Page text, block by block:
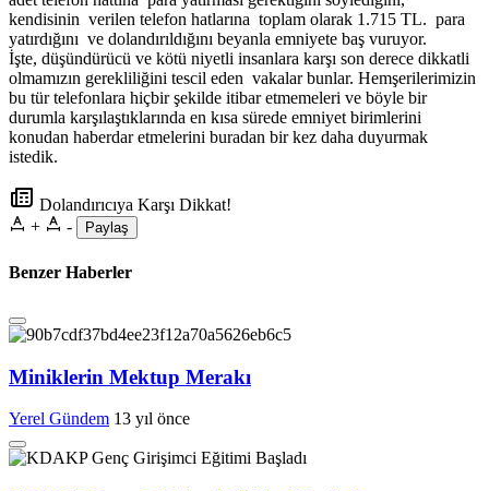
kendisinin verilen telefon hatlarına toplam olarak 1.715 TL. para
yatırdığını ve dolandırıldığını beyanla emniyete baş vuruyor.
İşte, düşündürücü ve kötü niyetli insanlara karşı son derece dikkatli
olmamızın gerekliliğini tescil eden vakalar bunlar. Hemşerilerimizin
bu tür telefonlara hiçbir şekilde itibar etmemeleri ve böyle bir
durumla karşılaştıklarında en kısa sürede emniyet birimlerini
konudan haberdar etmelerini buradan bir kez daha duyurmak
istedik.
Dolandırıcıya Karşı Dikkat!
+
- Paylaş
Benzer Haberler
Miniklerin Mektup Merakı
Yerel Gündem 13 yıl önce